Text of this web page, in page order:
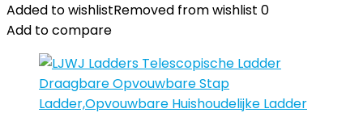
Added to wishlistRemoved from wishlist 0
Add to compare